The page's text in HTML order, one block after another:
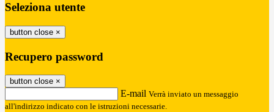
Seleziona utente
button close ×
Recupero password
button close ×
E-mail Verrà inviato un messaggio
all'indirizzo indicato con le istruzioni necessarie.